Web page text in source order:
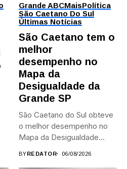
Grande ABCMaisPolítica
São Caetano Do Sul
Últimas Notícias
São Caetano tem o
melhor
desempenho no
Mapa da
Desigualdade da
Grande SP
São Caetano do Sul obteve
o melhor desempenho no
Mapa da Desigualdade...
BYREDATOR 06/08/2026